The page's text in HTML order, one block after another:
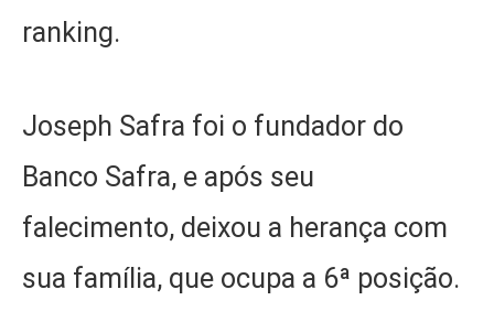
ranking.
Joseph Safra foi o fundador do
Banco Safra, e após seu
falecimento, deixou a herança com
sua família, que ocupa a 6ª posição.